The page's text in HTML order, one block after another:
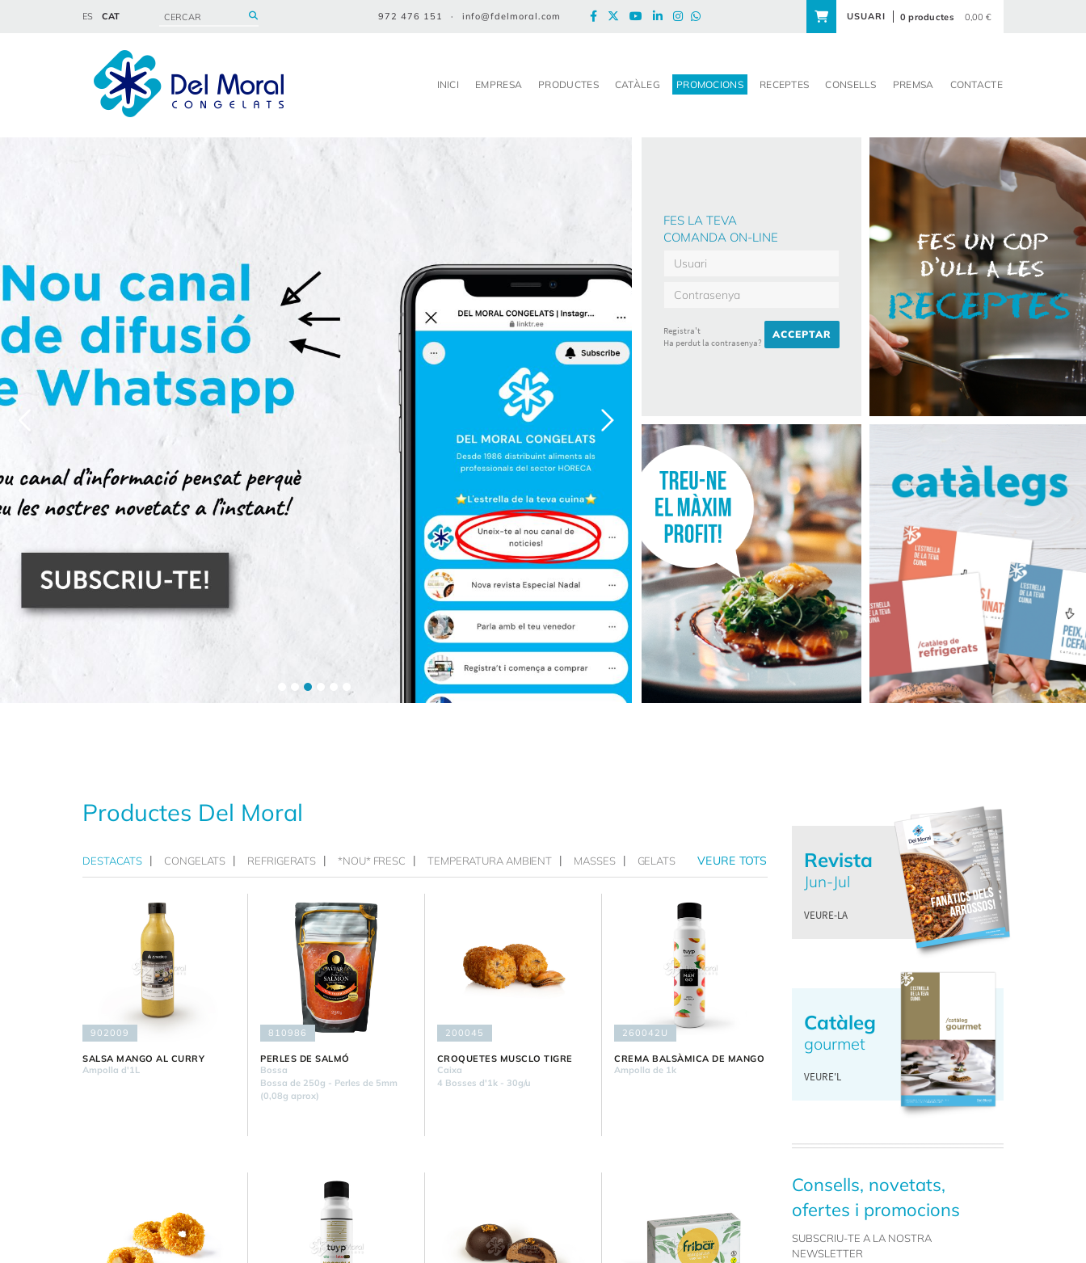
ES CAT 972 476 151 · info@fdelmoral.com USUARI 0 productes 0,00 €
INICI EMPRESA PRODUCTES CATÀLEG PROMOCIONS RECEPTES CONSELLS PREMSA CONTACTE
FES LA TEVA
COMANDA ON-LINE
ACCEPTAR
Registra't
Ha perdut la contrasenya?
Productes Del Moral
DESTACATS CONGELATS REFRIGERATS *NOU* FRESC TEMPERATURA AMBIENT MASSES GELATS VEURE TOTS
902009
SALSA MANGO AL CURRY
Ampolla d'1L
810986
PERLES DE SALMÓ
Bossa
Bossa de 250g - Perles de 5mm
(0,08g aprox)
200045
CROQUETES MUSCLO TIGRE
Caixa
4 Bosses d'1k - 30g/u
260042U
CREMA BALSÀMICA DE MANGO
Ampolla de 1k
Revista
Jun-Jul
VEURE-LA
Catàleg
gourmet
VEURE'L
Consells, novetats,
ofertes i promocions
SUBSCRIU-TE A LA NOSTRA
NEWSLETTER